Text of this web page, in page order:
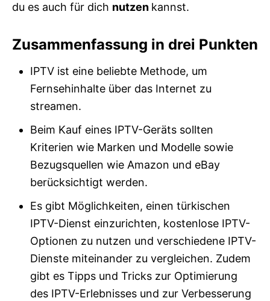
du es auch für dich nutzen kannst.
Zusammenfassung in drei Punkten
IPTV ist eine beliebte Methode, um
Fernsehinhalte über das Internet zu
streamen.
Beim Kauf eines IPTV-Geräts sollten
Kriterien wie Marken und Modelle sowie
Bezugsquellen wie Amazon und eBay
berücksichtigt werden.
Es gibt Möglichkeiten, einen türkischen
IPTV-Dienst einzurichten, kostenlose IPTV-
Optionen zu nutzen und verschiedene IPTV-
Dienste miteinander zu vergleichen. Zudem
gibt es Tipps und Tricks zur Optimierung
des IPTV-Erlebnisses und zur Verbesserung